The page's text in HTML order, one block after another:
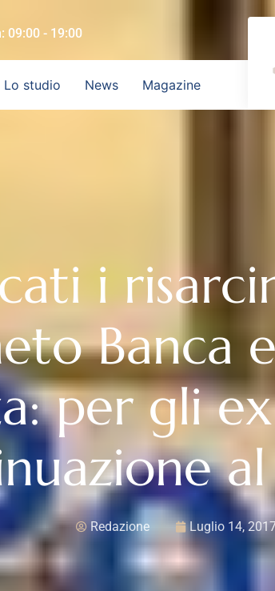
09:00 - 19:00
Lo studio News Magazine
i
Banca
per gli
Redazione Luglio 14,